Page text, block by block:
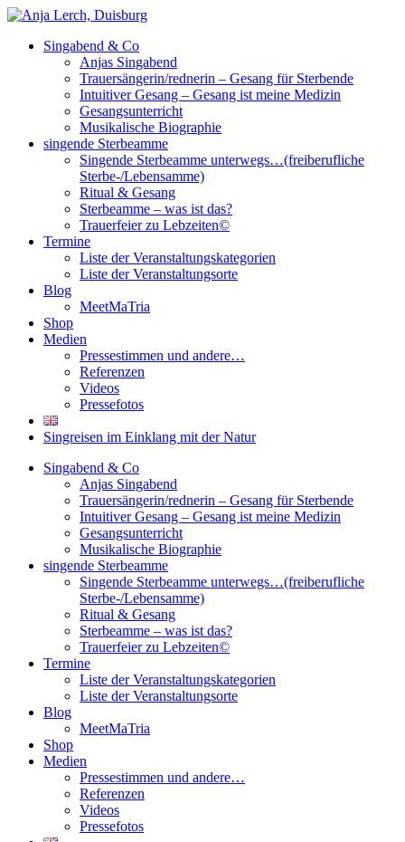
Anjas Welt
Singende Sterbeamme
Singabend & Co
Anjas Singabend
Trauersängerin/rednerin – Gesang für Sterbende
Intuitiver Gesang – Gesang ist meine Medizin
Gesangsunterricht
Musikalische Biographie
singende Sterbeamme
Singende Sterbeamme unterwegs…(freiberufliche
Sterbe-/Lebensamme)
Ritual & Gesang
Sterbeamme – was ist das?
Trauerfeier zu Lebzeiten©
Termine
Liste der Veranstaltungskategorien
Liste der Veranstaltungsorte
Blog
MeetMaTria
Shop
Medien
Pressestimmen und andere…
Referenzen
Videos
Pressefotos
Singreisen im Einklang mit der Natur
Singabend & Co
Anjas Singabend
Trauersängerin/rednerin – Gesang für Sterbende
Intuitiver Gesang – Gesang ist meine Medizin
Gesangsunterricht
Musikalische Biographie
singende Sterbeamme
Singende Sterbeamme unterwegs…(freiberufliche
Sterbe-/Lebensamme)
Ritual & Gesang
Sterbeamme – was ist das?
Trauerfeier zu Lebzeiten©
Termine
Liste der Veranstaltungskategorien
Liste der Veranstaltungsorte
Blog
MeetMaTria
Shop
Medien
Pressestimmen und andere…
Referenzen
Videos
Pressefotos